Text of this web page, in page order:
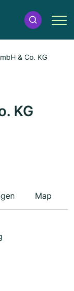
& Co. KG
KG
Map